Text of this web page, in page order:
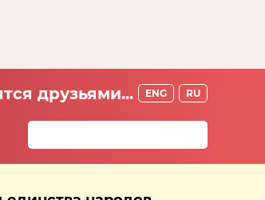
друзьями... ENG RU